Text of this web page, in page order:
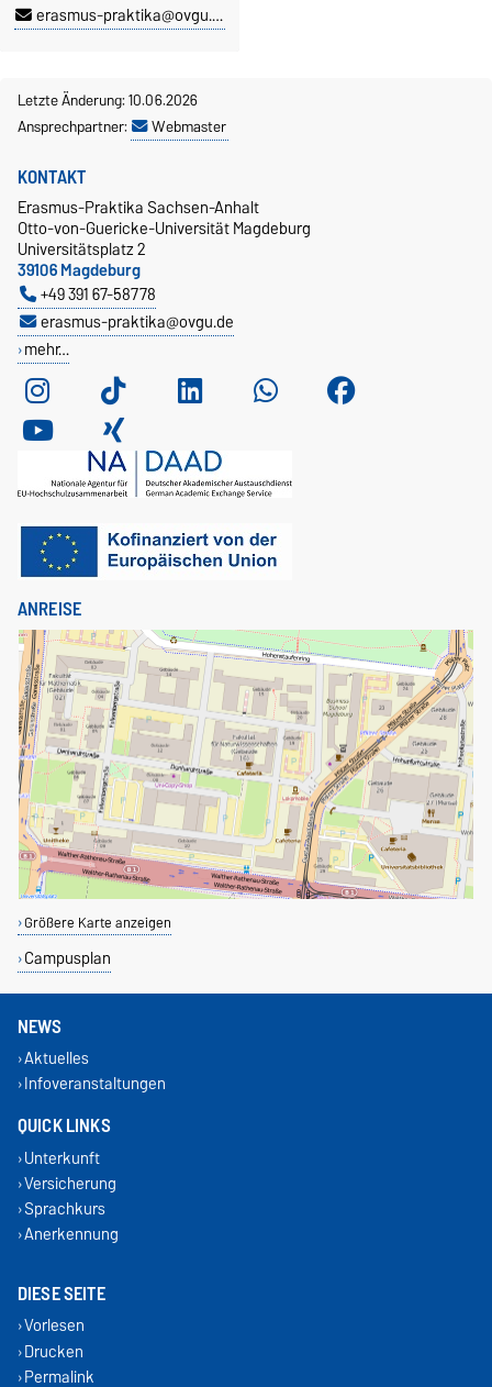
erasmus-praktika@ovgu.de
Letzte Änderung: 10.06.2026
Ansprechpartner:
Webmaster
KONTAKT
Erasmus-Praktika Sachsen-Anhalt
Otto-von-Guericke-Universität Magdeburg
Universitätsplatz 2
39106 Magdeburg
+49 391 67-58778
erasmus-praktika@ovgu.de
mehr…
ANREISE
Größere Karte anzeigen
Campusplan
NEWS
Aktuelles
Infoveranstaltungen
QUICK LINKS
Unterkunft
Versicherung
Sprachkurs
Anerkennung
DIESE SEITE
Vorlesen
Drucken
Permalink